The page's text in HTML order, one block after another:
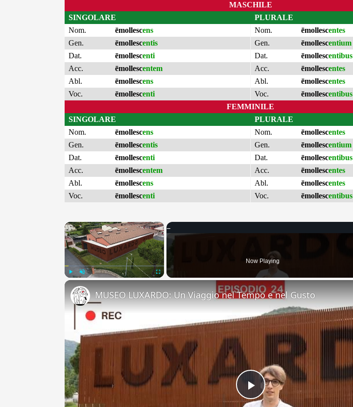
MASCHILE
SINGOLARE
Nom.
ēmollescens
Gen.
ēmollescentis
Dat.
ēmollescenti
Acc.
ēmollescentem
Abl.
ēmollescens
Voc.
ēmollescenti
PLURALE
Nom.
ēmollescentes
Gen.
ēmollescentium
Dat.
ēmollescentibus
Acc.
ēmollescentes
Abl.
ēmollescentes
Voc.
ēmollescentibus
FEMMINILE
SINGOLARE
Nom.
ēmollescens
Gen.
ēmollescentis
Dat.
ēmollescenti
Acc.
ēmollescentem
Abl.
ēmollescens
Voc.
ēmollescenti
PLURALE
Nom.
ēmollescentes
Gen.
ēmollescentium
Dat.
ēmollescentibus
Acc.
ēmollescentes
Abl.
ēmollescentes
Voc.
ēmollescentibus
×
Now Playing
Play
MUSEO LUXARDO: Un Viaggio nel Tempo e nel Gusto